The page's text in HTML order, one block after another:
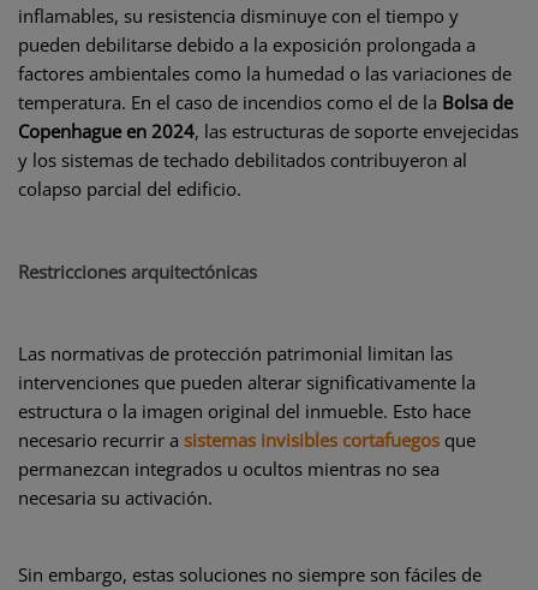
inflamables, su resistencia disminuye con el tiempo y
pueden debilitarse debido a la exposición prolongada a
factores ambientales como la humedad o las variaciones de
temperatura. En el caso de incendios como el de la Bolsa de
Copenhague en 2024, las estructuras de soporte envejecidas
y los sistemas de techado debilitados contribuyeron al
colapso parcial del edificio. ​
Restricciones arquitectónicas
Las normativas de protección patrimonial limitan las
intervenciones que pueden alterar significativamente la
estructura o la imagen original del inmueble. Esto hace
necesario recurrir a sistemas invisibles cortafuegos que
permanezcan integrados u ocultos mientras no sea
necesaria su activación.
Sin embargo, estas soluciones no siempre son fáciles de